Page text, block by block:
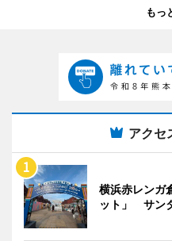
もっ
アクセ
横浜赤レンガ
ット」 サン